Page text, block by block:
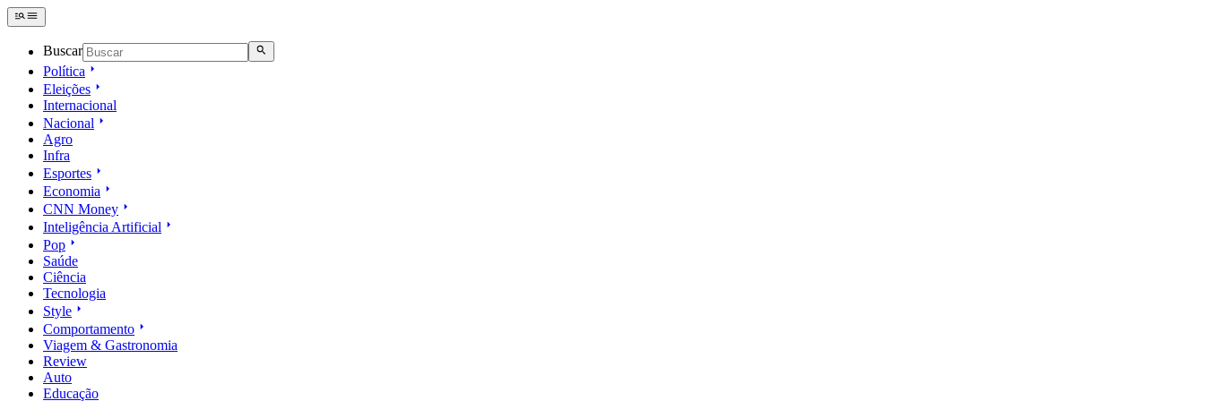
Buscar
Política
Eleições
Internacional
Nacional
Agro
Infra
Esportes
Economia
CNN Money
Inteligência Artificial
Pop
Saúde
Ciência
Tecnologia
Style
Comportamento
Viagem & Gastronomia
Review
Auto
Educação